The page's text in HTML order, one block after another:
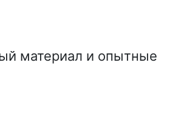
материал и опытные